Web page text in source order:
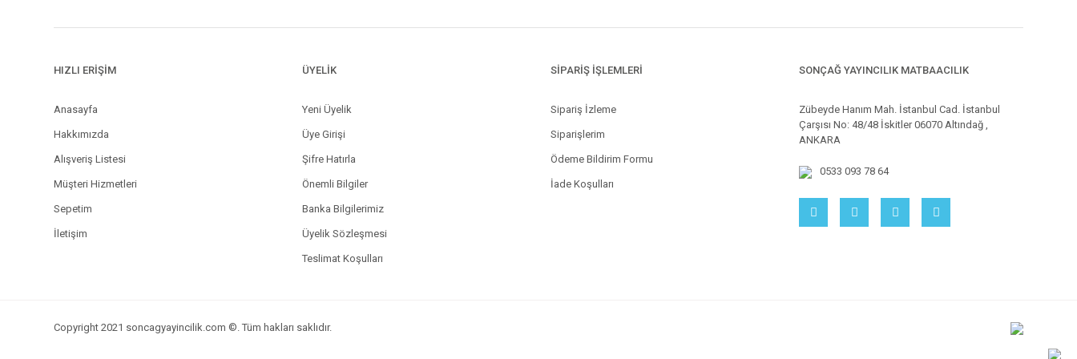
HIZLI ERİŞİM
Anasayfa
Hakkımızda
Alışveriş Listesi
Müşteri Hizmetleri
Sepetim
İletişim
ÜYELİK
Yeni Üyelik
Üye Girişi
Şifre Hatırla
Önemli Bilgiler
Banka Bilgilerimiz
Üyelik Sözleşmesi
Teslimat Koşulları
SİPARİŞ İŞLEMLERİ
Sipariş İzleme
Siparişlerim
Ödeme Bildirim Formu
İade Koşulları
SONÇAĞ YAYINCILIK MATBAACILIK
Zübeyde Hanım Mah. İstanbul Cad. İstanbul
Çarşısı No: 48/48 İskitler 06070 Altındağ ,
ANKARA
0533 093 78 64
Copyright 2021 soncagyayincilik.com ©. Tüm hakları saklıdır.